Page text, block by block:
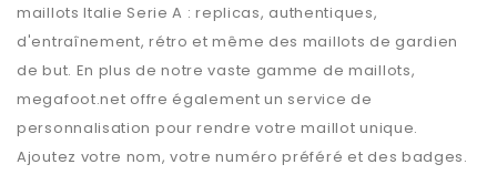
maillotsItalie Serie A : replicas, authentiques,
d'entraînement, rétro et même des maillots de gardien
de but. En plus de notre vaste gamme de maillots,
megafoot.net offre également un service de
personnalisation pour rendre votre maillot unique.
Ajoutez votre nom, votre numéro préféré et des badges.